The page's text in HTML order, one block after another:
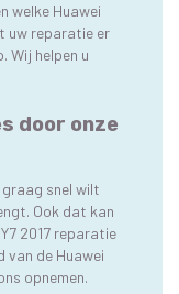
welke Huawei
uw reparatie er
Wij helpen u
door onze
graag snel wilt
Ook dat kan
2017 reparatie
van de Huawei
opnemen.